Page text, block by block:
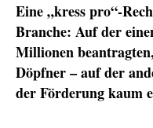
Eine „kress pro“-
Branche: Auf der
Millionen
Döpfner – auf der
der Förderung kaum